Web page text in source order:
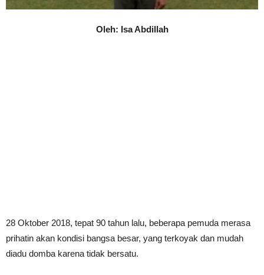
Oleh: Isa Abdillah
28 Oktober 2018, tepat 90 tahun lalu, beberapa pemuda merasa
prihatin akan kondisi bangsa besar, yang terkoyak dan mudah
diadu domba karena tidak bersatu.